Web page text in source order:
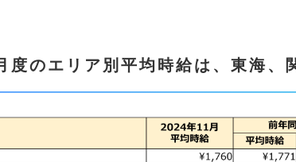
度のエリア別平均時給は、東海、